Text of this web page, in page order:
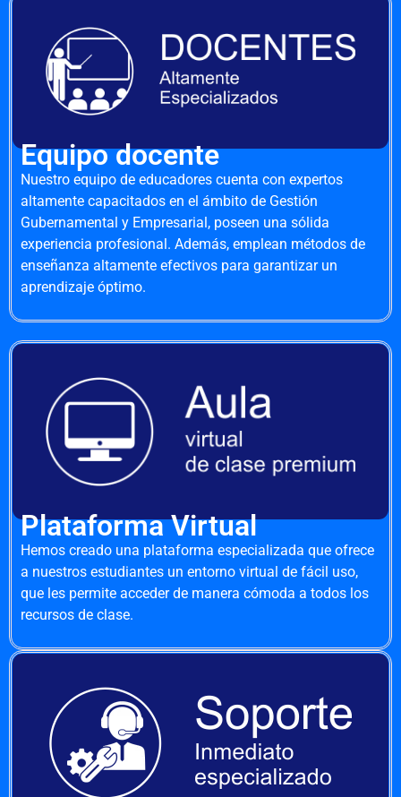
Equipo docente
Nuestro equipo de educadores cuenta con expertos
altamente capacitados en el ámbito de Gestión
Gubernamental y Empresarial, poseen una sólida
experiencia profesional. Además, emplean métodos de
enseñanza altamente efectivos para garantizar un
aprendizaje óptimo.
Plataforma Virtual
Hemos creado una plataforma especializada que ofrece
a nuestros estudiantes un entorno virtual de fácil uso,
que les permite acceder de manera cómoda a todos los
recursos de clase.